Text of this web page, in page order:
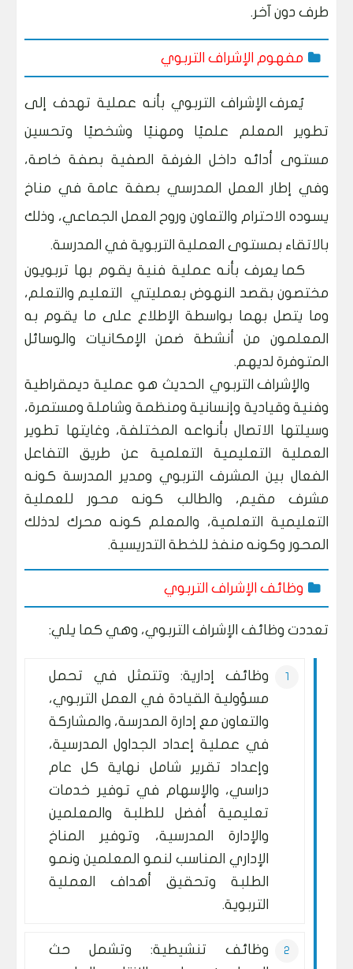
طرف دون آخر.
مفهوم الإشراف التربوي
يُعرف الإشراف التربوي بأنه عملية تهدف إلى
تطوير المعلم علميًا ومهنيًا وشخصيًا وتحسين
مستوى أدائه داخل الغرفة الصفية بصفة خاصة،
وفي إطار العمل المدرسي بصفة عامة في مناخ
يسوده الاحترام والتعاون وروح العمل الجماعي، وذلك
بالاتقاء بمستوى العملية التربوية في المدرسة.
كما يعرف بأنه عملية فنية يقوم بها تربويون
مختصون بقصد النهوض بعمليتي التعليم والتعلم،
وما يتصل بهما بواسطة الإطلاع على ما يقوم به
المعلمون من أنشطة ضمن الإمكانيات والوسائل
المتوفرة لديهم.
والإشراف التربوي الحديث هو عملية ديمقراطية
وفنية وقيادية وإنسانية ومنظمة وشاملة ومستمرة،
وسيلتها الاتصال بأنواعه المختلفة، وغايتها تطوير
العملية التعليمية التعلمية عن طريق التفاعل
الفعال بين المشرف التربوي ومدير المدرسة كونه
مشرف مقيم، والطالب كونه محور للعملية
التعليمية التعلمية، والمعلم كونه محرك لدذلك
المحور وكونه منفذ للخطة التدريسية.
وظائف الإشراف التربوي
تعددت وظائف الإشراف التربوي، وهي كما يلي:
وظائف إدارية: وتتمثل في تحمل
مسؤولية القيادة في العمل التربوي،
والتعاون مع إدارة المدرسة، والمشاركة
في عملية إعداد الجداول المدرسية،
وإعداد تقرير شامل نهاية كل عام
دراسي، والإسهام في توفير خدمات
تعليمية أفضل للطلبة والمعلمين
والإدارة المدرسية، وتوفير المناخ
الإداري المناسب لنمو المعلمين ونمو
الطلبة وتحقيق أهداف العملية
التربوية.
وظائف تنشيطية: وتشمل حث